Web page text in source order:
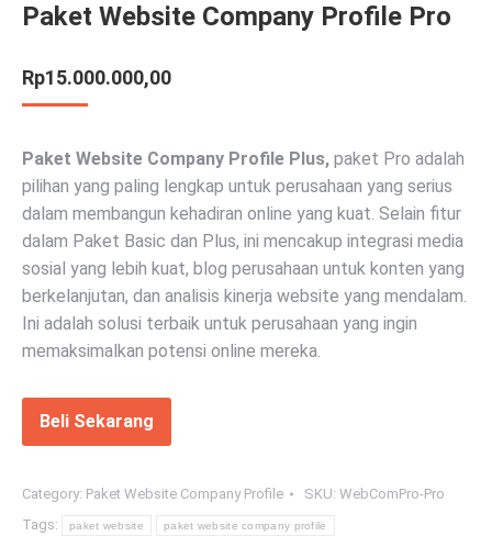
Paket Website Company Profile Pro
Rp15.000.000,00
Paket Website Company Profile Plus, paket Pro adalah
pilihan yang paling lengkap untuk perusahaan yang serius
dalam membangun kehadiran online yang kuat. Selain fitur
dalam Paket Basic dan Plus, ini mencakup integrasi media
sosial yang lebih kuat, blog perusahaan untuk konten yang
berkelanjutan, dan analisis kinerja website yang mendalam.
Ini adalah solusi terbaik untuk perusahaan yang ingin
memaksimalkan potensi online mereka.
Beli Sekarang
Category: Paket Website Company Profile SKU: WebComPro-Pro
Tags:
paket website paket website company profile